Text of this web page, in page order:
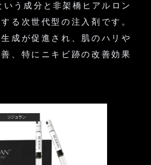
う成分と非架橋ヒアルロン
る次世代型の注入剤です。
成が促進され、肌のハリや
、特にニキビ跡の改善効果